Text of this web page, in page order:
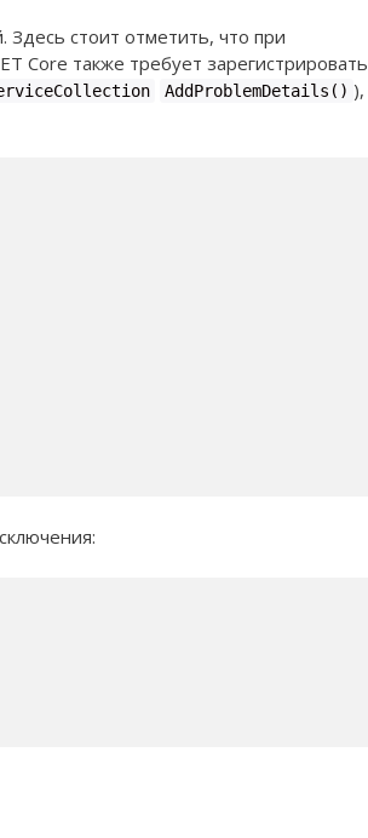
Здесь стоит отметить, что при
Core также требует зарегистрировать
AddProblemDetails() ),